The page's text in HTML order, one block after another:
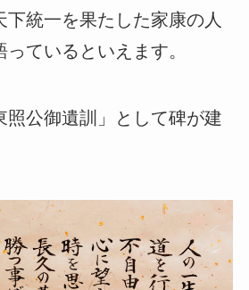
下統一を果たした家康の人
ているといえます。
照公御遺訓」として碑が建